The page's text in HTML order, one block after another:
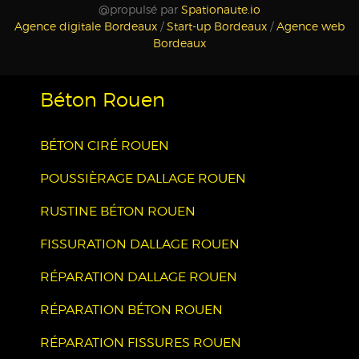
@propulsé par Spationaute.io
Agence digitale Bordeaux /Start-up Bordeaux /Agence web
Bordeaux
Béton Rouen
BÉTON CIRÉ ROUEN
POUSSIÈRAGE DALLAGE ROUEN
RUSTINE BÉTON ROUEN
FISSURATION DALLAGE ROUEN
RÉPARATION DALLAGE ROUEN
RÉPARATION BÉTON ROUEN
RÉPARATION FISSURES ROUEN